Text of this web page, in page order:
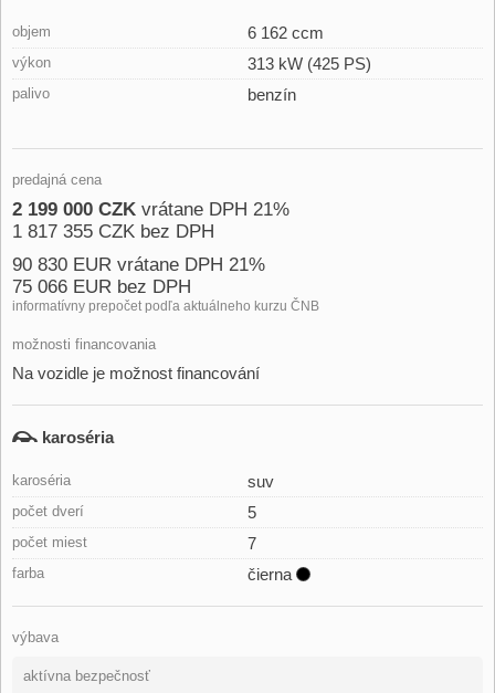
objem 6 162 ccm
výkon 313 kW (425 PS)
palivo benzín
predajná cena
2 199 000 CZK vrátane DPH 21%
1 817 355 CZK bez DPH
90 830 EUR vrátane DPH 21%
75 066 EUR bez DPH
informatívny prepočet podľa aktuálneho kurzu ČNB
možnosti financovania
Na vozidle je možnost financování
karoséria
karoséria suv
počet dverí 5
počet miest 7
farba čierna
výbava
aktívna bezpečnosť